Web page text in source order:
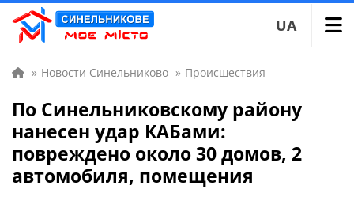
UA
» Новости Синельниково » Происшествия
По Синельниковскому району
нанесен удар КАБами:
повреждено около 30 домов, 2
автомобиля, помещения